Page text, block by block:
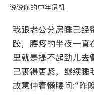
说说你的中年危机